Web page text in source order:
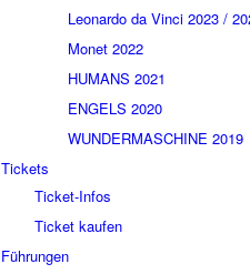
Leonardo da Vinci 2023 /
Monet 2022
HUMANS 2021
ENGELS 2020
WUNDERMASCHINE 2019
Tickets
Ticket-Infos
Ticket kaufen
Führungen